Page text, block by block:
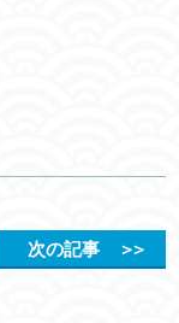
次の記事 ＞＞